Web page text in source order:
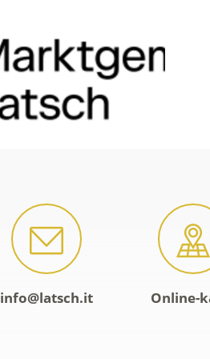
info@latsch.it Online-